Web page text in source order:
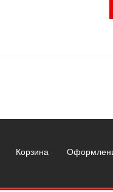
Корзина